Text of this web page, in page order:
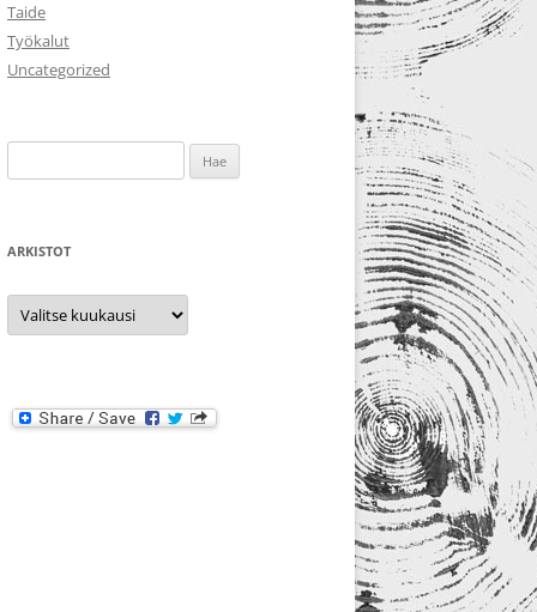
Taide
Työkalut
Uncategorized
ARKISTOT
Arkistot